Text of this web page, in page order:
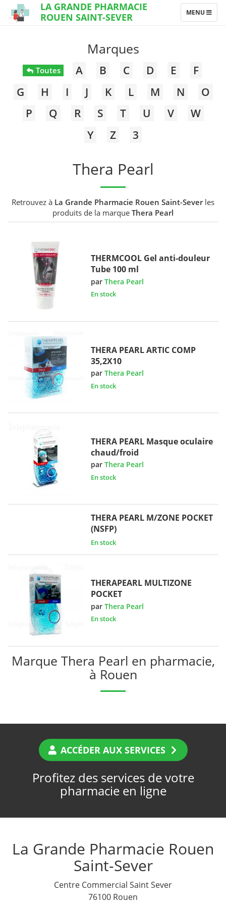
LA GRANDE PHARMACIE
ROUEN SAINT-SEVER
TOGGLE
NAVIGATION
MENU
Marques
Toutes A B C D E
F
G
H I J K L M N
O
P
Q R S T U V
W
Y
Z 3
Thera Pearl
Retrouvez à La Grande Pharmacie Rouen Saint-Severles
produits de la marque Thera Pearl
THERMCOOL Gel anti-douleur
Tube 100 ml
parThera Pearl
En stock
THERA PEARL ARTIC COMP
35,2X10
parThera Pearl
En stock
THERA PEARL Masque oculaire
chaud/froid
parThera Pearl
En stock
THERA PEARL M/ZONE POCKET
(NSFP)
En stock
THERAPEARL MULTIZONE
POCKET
parThera Pearl
En stock
Marque Thera Pearl en pharmacie,
à Rouen
ACCÉDER AUX SERVICES
Profitez des services de votre
pharmacie en ligne
La Grande Pharmacie Rouen
Saint-Sever
Centre Commercial Saint Sever
76100 Rouen